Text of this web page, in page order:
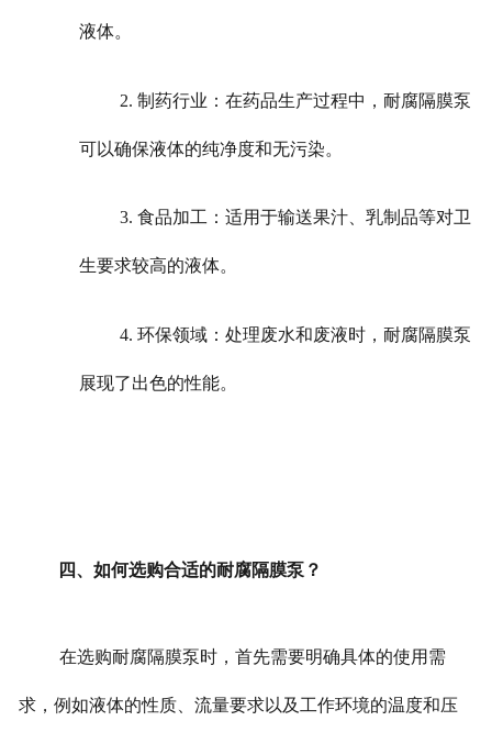
液体。
2. 制药行业：在药品生产过程中，耐腐隔膜泵
可以确保液体的纯净度和无污染。
3. 食品加工：适用于输送果汁、乳制品等对卫
生要求较高的液体。
4. 环保领域：处理废水和废液时，耐腐隔膜泵
展现了出色的性能。
四、如何选购合适的耐腐隔膜泵？
在选购耐腐隔膜泵时，首先需要明确具体的使用需
求，例如液体的性质、流量要求以及工作环境的温度和压